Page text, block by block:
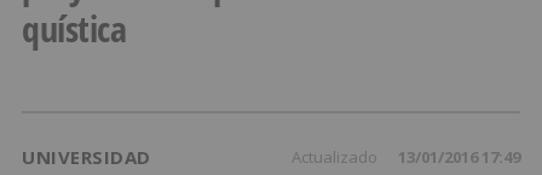
quística
UNIVERSIDAD Actualizado 13/01/2016 17:49